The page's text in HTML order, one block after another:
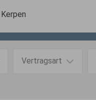
Vertragsart